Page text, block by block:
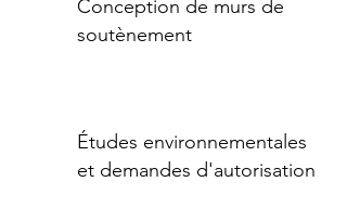
Conception de murs de
soutènement
Études environnementales
et demandes d'autorisation